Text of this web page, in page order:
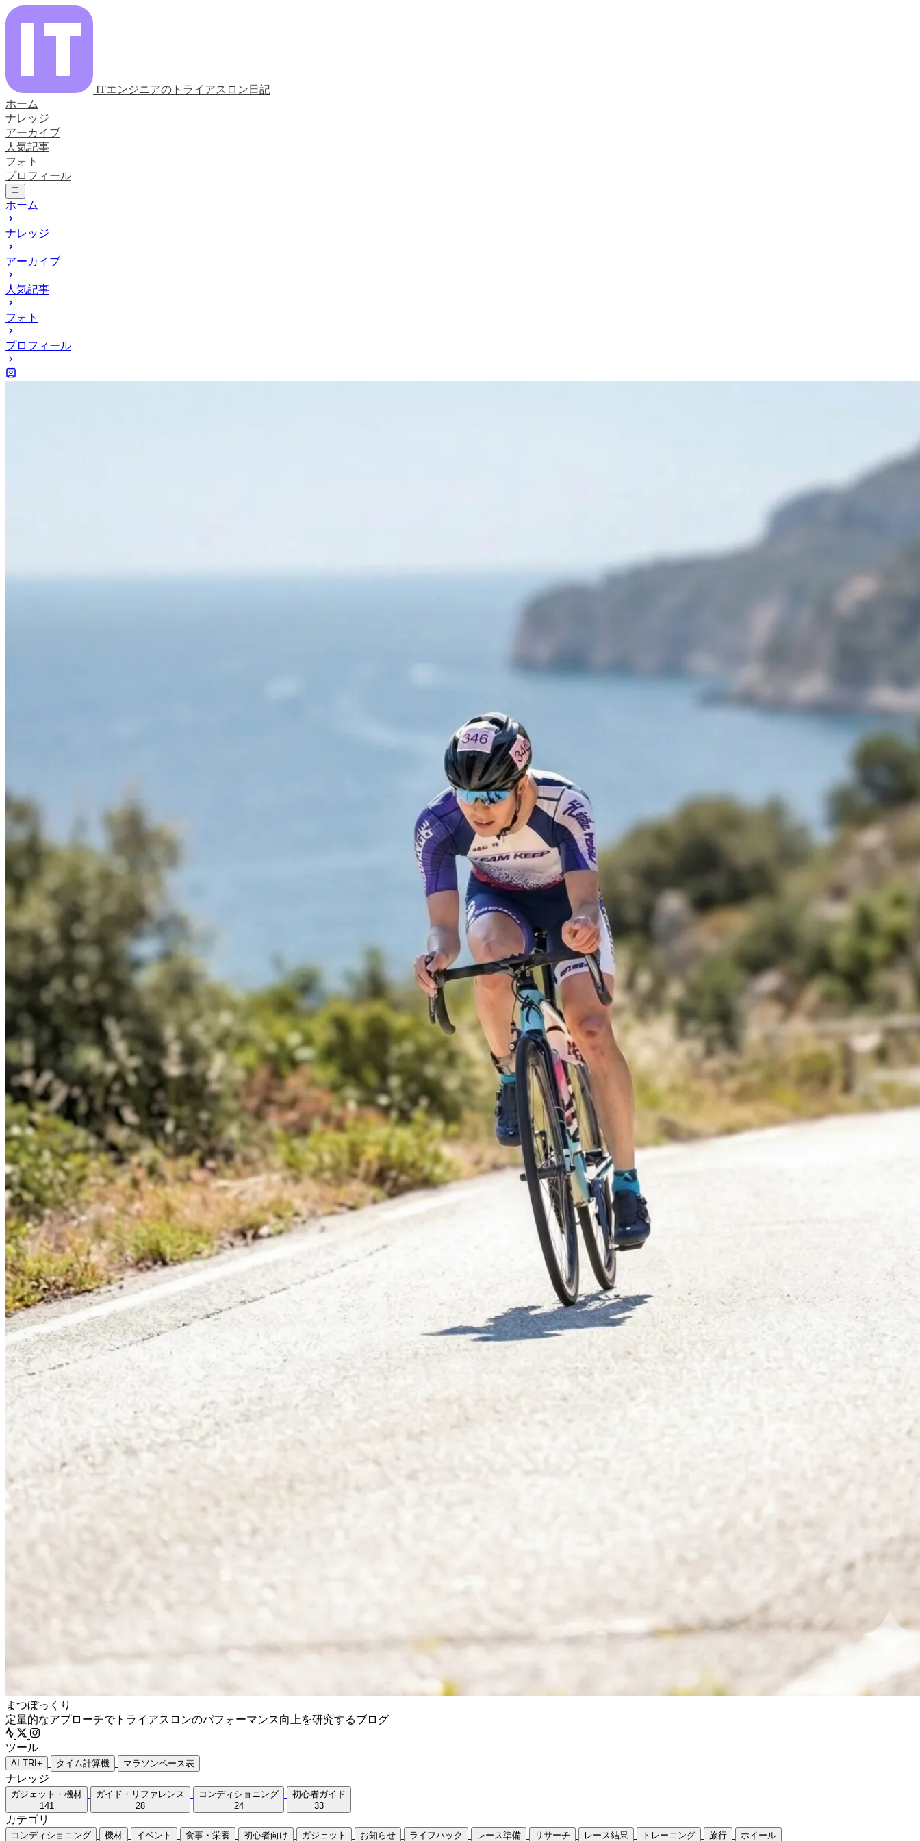
ITエンジニアのトライアスロン日記
ホーム
ナレッジ
アーカイブ
人気記事
フォト
プロフィール
ホーム
ナレッジ
アーカイブ
人気記事
フォト
プロフィール
まつぼっくり
定量的なアプローチでトライアスロンのパフォーマンス向上を研究するブログ
ツール
AI TRI+ タイム計算機 マラソンペース表
ナレッジ
ガジェット・機材
141
ガイド・リファレンス
28
コンディショニング
24
初心者ガイド
33
カテゴリ
コンディショニング 機材 イベント 食事・栄養 初心者向け ガジェット お知らせ ライフハック レース準備 リサーチ レース結果 トレーニング 旅行 ホイール